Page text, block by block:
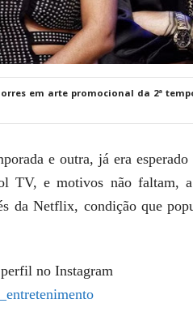
em arte promocional da 2ª
e outra, já era
TV, e motivos não faltam,
da Netflix, condição que
no Instagram